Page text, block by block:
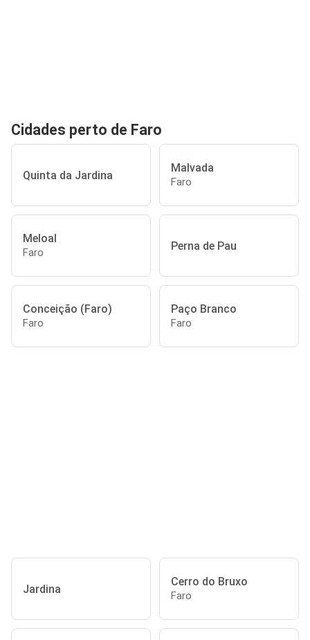
Cidades perto de Faro
Quinta da Jardina
Malvada
Faro
Meloal
Faro Perna de Pau
Conceição (Faro)
Faro
Paço Branco
Faro
Jardina
Cerro do Bruxo
Faro